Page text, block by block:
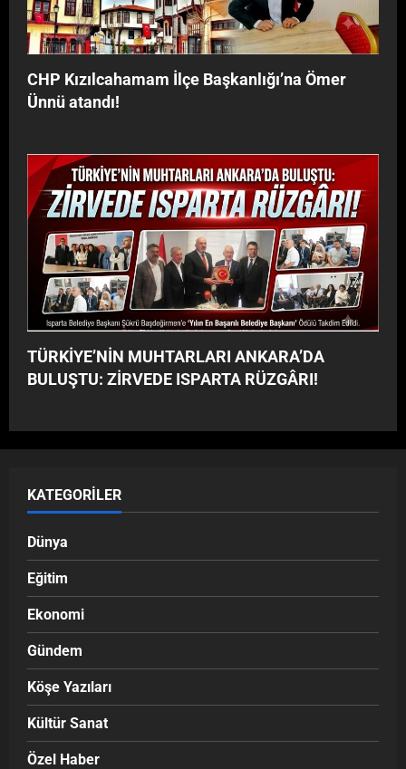
y
o
r
G
Â
R
CHP Kızılcahamam İlçe Başkanlığı’na Ömer
Ünnü atandı!
TÜRKİYE’NİN MUHTARLARI ANKARA’DA
BULUŞTU: ZİRVEDE ISPARTA RÜZGÂRI!
KATEGORILER
Dünya
Eğitim
Ekonomi
Gündem
Köşe Yazıları
Kültür Sanat
Özel Haber